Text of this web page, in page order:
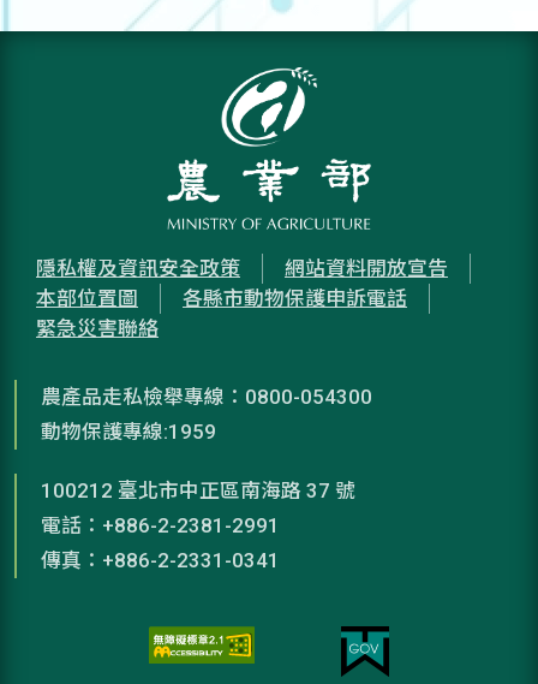
隱私權及資訊安全政策
網站資料開放宣告
本部位置圖
各縣市動物保護申訴電話
緊急災害聯絡
農產品走私檢舉專線：0800-054300
動物保護專線:1959
100212 臺北市中正區南海路 37 號
電話：+886-2-2381-2991
傳真：+886-2-2331-0341